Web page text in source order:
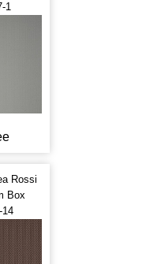
1
Rossi
Box
14